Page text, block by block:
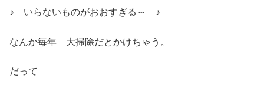
♪ いらないものがおおすぎる～ ♪
なんか毎年 大掃除だとかけちゃう。
だって